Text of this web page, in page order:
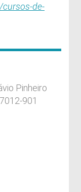
de-
Pinheiro
901